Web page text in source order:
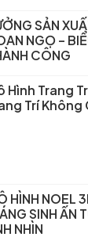
SẢN
NGỌ –
CÔNG
Hình Trang
Trí Không
HÌNH NOEL
SINH ẤN
NHÌN